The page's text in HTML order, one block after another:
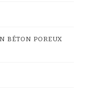
BÉTON POREUX